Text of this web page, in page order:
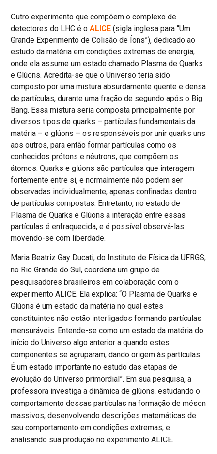
Outro experimento que compõem o complexo de
detectores do LHC é oALICE (sigla inglesa para “Um
Grande Experimento de Colisão de Íons”), dedicado ao
estudo da matéria em condições extremas de energia,
onde ela assume um estado chamado Plasma de Quarks
e Glúons. Acredita-se que o Universo teria sido
composto por uma mistura absurdamente quente e densa
de partículas, durante uma fração de segundo após o Big
Bang. Essa mistura seria composta principalmente por
diversos tipos de quarks – partículas fundamentais da
matéria – e glúons – os responsáveis por unir quarks uns
aos outros, para então formar partículas como os
conhecidos prótons e nêutrons, que compõem os
átomos. Quarks e glúons são partículas que interagem
fortemente entre si, e normalmente não podem ser
observadas individualmente, apenas confinadas dentro
de partículas compostas. Entretanto, no estado de
Plasma de Quarks e Glúons a interação entre essas
partículas é enfraquecida, e é possível observá-las
movendo-se com liberdade.
Maria Beatriz Gay Ducati, do Instituto de Física da UFRGS,
no Rio Grande do Sul, coordena um grupo de
pesquisadores brasileiros em colaboração com o
experimento ALICE. Ela explica: “O Plasma de Quarks e
Glúons é um estado da matéria no qual estes
constituintes não estão interligados formando partículas
mensuráveis. Entende-se como um estado da matéria do
início do Universo algo anterior a quando estes
componentes se agruparam, dando origem às partículas.
É um estado importante no estudo das etapas de
evolução do Universo primordial”. Em sua pesquisa, a
professora investiga a dinâmica de glúons, estudando o
comportamento dessas partículas na formação de méson
massivos, desenvolvendo descrições matemáticas de
seu comportamento em condições extremas, e
analisando sua produção no experimento ALICE.